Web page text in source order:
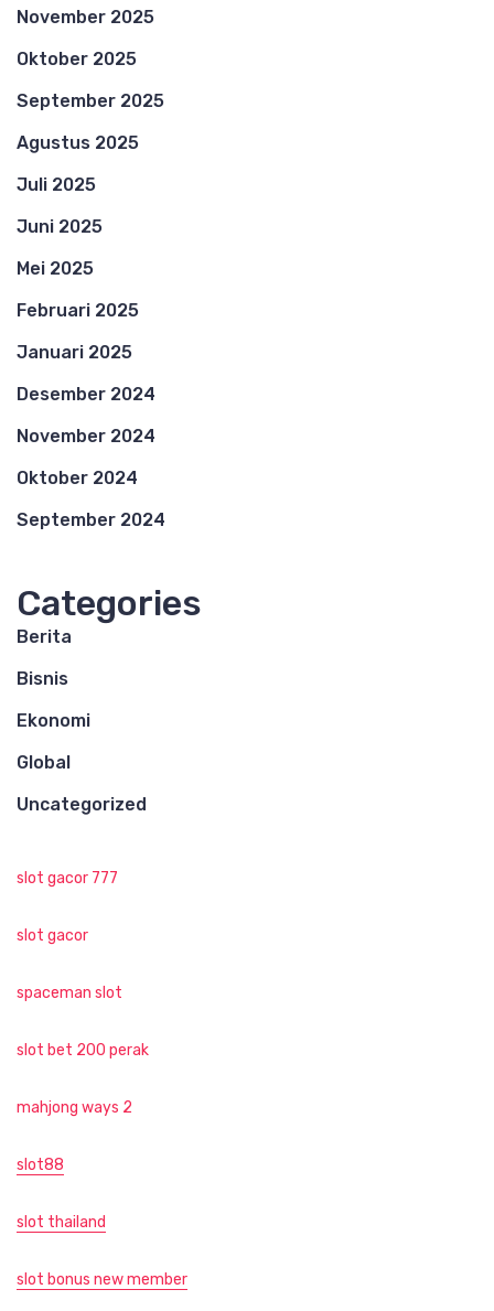
November 2025
Oktober 2025
September 2025
Agustus 2025
Juli 2025
Juni 2025
Mei 2025
Februari 2025
Januari 2025
Desember 2024
November 2024
Oktober 2024
September 2024
Categories
Berita
Bisnis
Ekonomi
Global
Uncategorized
slot gacor 777
slot gacor
spaceman slot
slot bet 200 perak
mahjong ways 2
slot88
slot thailand
slot bonus new member